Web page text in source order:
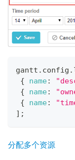
gantt . config .
{
name:
{
name:
{
name:
] ;
分配多个资源